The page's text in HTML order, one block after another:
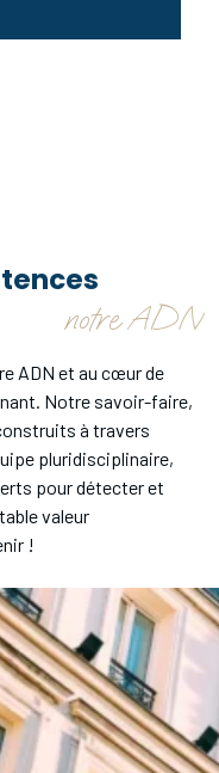
notre ADN
ADN et au cœur de
Notre savoir-faire,
à travers
pluridisciplinaire,
pour détecter et
valeur
!